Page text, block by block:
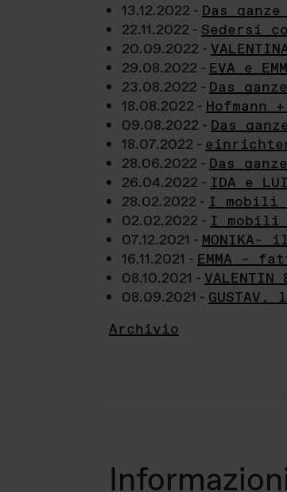
13.12.2022 - Das
22.11.2022 - Sedersi
20.09.2022 -
29.08.2022 - EVA e
23.08.2022 - Das
18.08.2022 -
09.08.2022 - Das
18.07.2022 -
28.06.2022 - Das
26.04.2022 - IDA e
28.02.2022 - I mobili
02.02.2022 - I mobili
07.12.2021 -
16.11.2021 - EMMA –
08.10.2021 -
08.09.2021 -
Archivio